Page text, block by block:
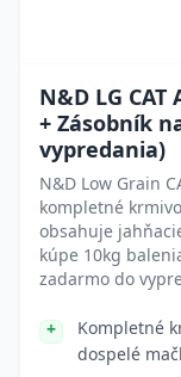
N&D LG
+ Zásobník
vypredania)
N&D Low Grain
kompletné
obsahuje
kúpe 10kg
zadarmo do
Kompletné
dospelé